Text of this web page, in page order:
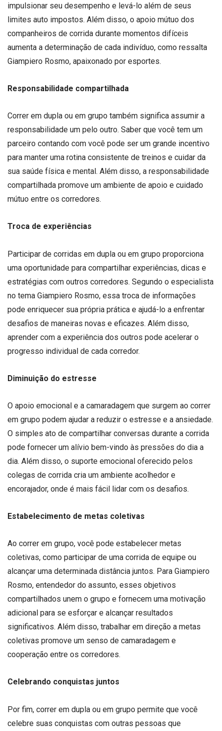
impulsionar seu desempenho e levá-lo além de seus
limites auto impostos. Além disso, o apoio mútuo dos
companheiros de corrida durante momentos difíceis
aumenta a determinação de cada indivíduo, como ressalta
Giampiero Rosmo, apaixonado por esportes.
Responsabilidade compartilhada
Correr em dupla ou em grupo também significa assumir a
responsabilidade um pelo outro. Saber que você tem um
parceiro contando com você pode ser um grande incentivo
para manter uma rotina consistente de treinos e cuidar da
sua saúde física e mental. Além disso, a responsabilidade
compartilhada promove um ambiente de apoio e cuidado
mútuo entre os corredores.
Troca de experiências
Participar de corridas em dupla ou em grupo proporciona
uma oportunidade para compartilhar experiências, dicas e
estratégias com outros corredores. Segundo o especialista
no tema Giampiero Rosmo, essa troca de informações
pode enriquecer sua própria prática e ajudá-lo a enfrentar
desafios de maneiras novas e eficazes. Além disso,
aprender com a experiência dos outros pode acelerar o
progresso individual de cada corredor.
Diminuição do estresse
O apoio emocional e a camaradagem que surgem ao correr
em grupo podem ajudar a reduzir o estresse e a ansiedade.
O simples ato de compartilhar conversas durante a corrida
pode fornecer um alívio bem-vindo às pressões do dia a
dia. Além disso, o suporte emocional oferecido pelos
colegas de corrida cria um ambiente acolhedor e
encorajador, onde é mais fácil lidar com os desafios.
Estabelecimento de metas coletivas
Ao correr em grupo, você pode estabelecer metas
coletivas, como participar de uma corrida de equipe ou
alcançar uma determinada distância juntos. Para Giampiero
Rosmo, entendedor do assunto, esses objetivos
compartilhados unem o grupo e fornecem uma motivação
adicional para se esforçar e alcançar resultados
significativos. Além disso, trabalhar em direção a metas
coletivas promove um senso de camaradagem e
cooperação entre os corredores.
Celebrando conquistas juntos
Por fim, correr em dupla ou em grupo permite que você
celebre suas conquistas com outras pessoas que